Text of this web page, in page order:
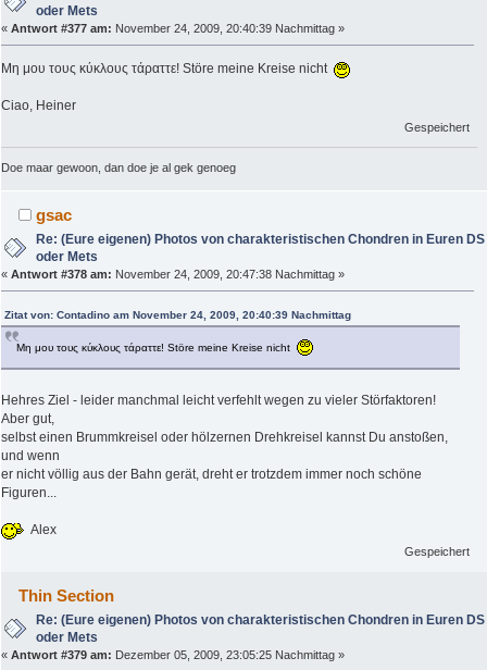
oder Mets
« Antwort #377 am: November 24, 2009, 20:40:39 Nachmittag »
Μη μου τους κύκλους τάραττε! Störe meine Kreise nicht
Ciao, Heiner
Gespeichert
Doe maar gewoon, dan doe je al gek genoeg
gsac
Re: (Eure eigenen) Photos von charakteristischen Chondren in Euren DS
oder Mets
« Antwort #378 am: November 24, 2009, 20:47:38 Nachmittag »
Zitat von: Contadino am November 24, 2009, 20:40:39 Nachmittag
Μη μου τους κύκλους τάραττε! Störe meine Kreise nicht
Hehres Ziel - leider manchmal leicht verfehlt wegen zu vieler Störfaktoren!
Aber gut,
selbst einen Brummkreisel oder hölzernen Drehkreisel kannst Du anstoßen,
und wenn
er nicht völlig aus der Bahn gerät, dreht er trotzdem immer noch schöne
Figuren...
Alex
Gespeichert
Thin Section
Re: (Eure eigenen) Photos von charakteristischen Chondren in Euren DS
oder Mets
« Antwort #379 am: Dezember 05, 2009, 23:05:25 Nachmittag »